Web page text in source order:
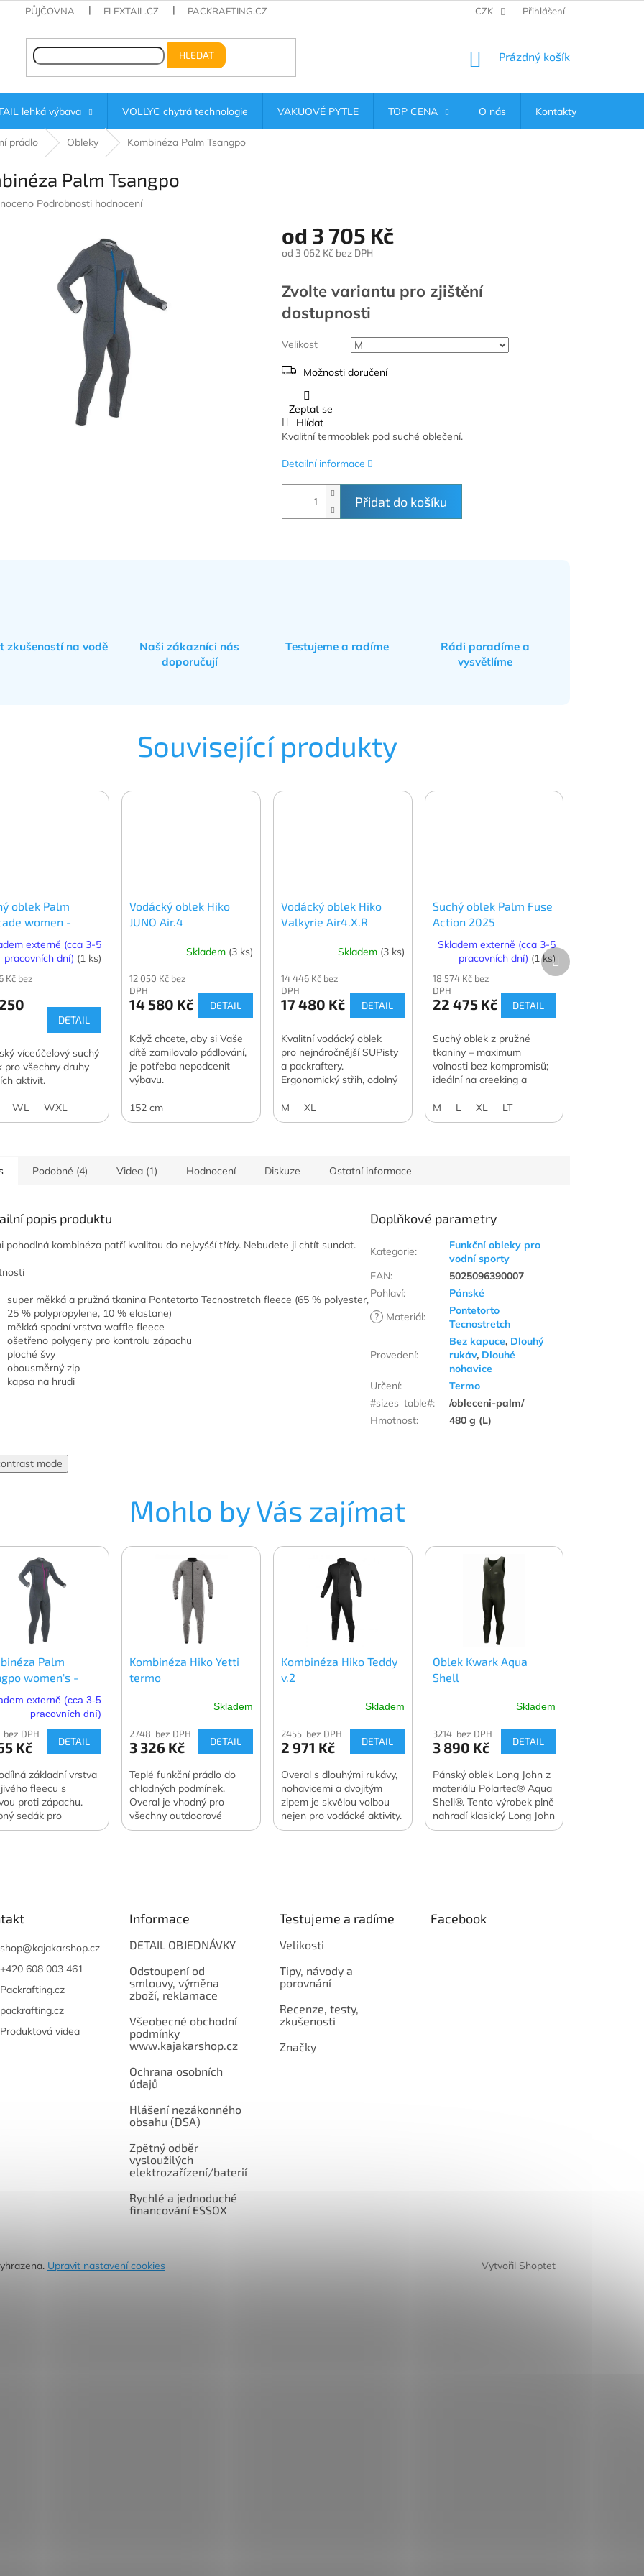
PŮJČOVNA FLEXTAIL.CZ PACKRAFTING.CZ CZK Přihlášení
HLEDAT
NÁKUPNÍ
Prázdný košík
lehká výbava VOLLYC chytrá technologie VAKUOVÉ PYTLE TOP CENA O nás Kontakty
prádlo Obleky Kombinéza Palm Tsangpo
Palm Tsangpo
Podrobnosti hodnocení
od 3 705 Kč
od 3 062 Kčbez DPH
cena:
Zvolte variantu
Velikost
Možnosti doručení
Přidat do košíku
Kvalitní termooblek pod suché oblečení.
Detailní informace
Zeptat se
Hlídat
zkušeností na vodě
Naši zákazníci nás
doporučují
Testujeme a radíme
Rádi poradíme a
vysvětlíme
Související produkty
oblek Palm
women -
externě (cca 3-5
pracovních dní) (1 ks)
Kč bez
DETAIL
víceúčelový suchý
pro všechny druhy
aktivit.
WL WXL
Vodácký oblek Hiko
JUNO Air.4
Skladem (3 ks)
12 050 Kč bez
DPH
14 580 Kč DETAIL
Když chcete, aby si Vaše
dítě zamilovalo pádlování,
je potřeba nepodcenit
výbavu.
152 cm
Vodácký oblek Hiko
Valkyrie Air4.X.R
Skladem (3 ks)
14 446 Kč bez
DPH
17 480 Kč DETAIL
Kvalitní vodácký oblek
pro nejnáročnější SUPisty
a packraftery.
Ergonomický střih, odolný
M
XL
Suchý oblek Palm Fuse
Action 2025
Skladem externě (cca 3-5
pracovních dní) (1 ks)
18 574 Kč bez
DPH
22 475 Kč DETAIL
Suchý oblek z pružné
tkaniny – maximum
volnosti bez kompromisů;
ideální na creeking a
napříč vodními sporty.
M L XL LT
Další
produkt
Podobné (4) Videa (1) Hodnocení Diskuze Ostatní informace
popis produktu
pohodlná kombinéza patří kvalitou do nejvyšší třídy. Nebudete ji chtít sundat.
super měkká a pružná tkanina Pontetorto Tecnostretch fleece (65 % polyester‚
25 % polypropylene‚ 10 % elastane)
měkká spodní vrstva waffle fleece
ošetřeno polygeny pro kontrolu zápachu
ploché švy
obousměrný zip
kapsa na hrudi
Doplňkové parametry
Kategorie:
Funkční obleky pro
vodní sporty
EAN:
5025096390007
Pohlaví:
Pánské
?
Materiál:
Pontetorto
Tecnostretch
Provedení:
Bez kapuce, Dlouhý
rukáv, Dlouhé
nohavice
Určení:
Termo
#sizes_table#:
/obleceni-palm/
Hmotnost: 480 g (L)
mode
Mohlo by Vás zajímat
Palm
women's -
externě (cca 3-5
pracovních dní)
DPH
Kč DETAIL
základní vrstva
fleecu s
proti zápachu.
sedák pro
se suchými
Kombinéza Hiko Yetti
termo
Skladem
2748 bez DPH
3 326 Kč DETAIL
Teplé funkční prádlo do
chladných podmínek.
Overal je vhodný pro
všechny outdoorové
aktivity.
Kombinéza Hiko Teddy
v.2
Skladem
2455 bez DPH
2 971 Kč DETAIL
Overal s dlouhými rukávy,
nohavicemi a dvojitým
zipem je skvělou volbou
nejen pro vodácké aktivity.
Oblek Kwark Aqua
Shell
Skladem
3214 bez DPH
3 890 Kč DETAIL
Pánský oblek Long John z
materiálu Polartec® Aqua
Shell®. Tento výrobek plně
nahradí klasický Long John
z neoprenu.
shop@kajakarshop.cz
+420 608 003 461
Packrafting.cz
packrafting.cz
Produktová videa
Informace
DETAIL OBJEDNÁVKY
Odstoupení od
smlouvy, výměna
zboží, reklamace
Všeobecné obchodní
podmínky
www.kajakarshop.cz
Ochrana osobních
údajů
Hlášení nezákonného
obsahu (DSA)
Zpětný odběr
vysloužilých
elektrozařízení/baterií
Rychlé a jednoduché
financování ESSOX
Testujeme a radíme
Velikosti
Tipy, návody a
porovnání
Recenze, testy,
zkušenosti
Značky
Facebook
Vytvořil Shoptet
Upravit nastavení cookies